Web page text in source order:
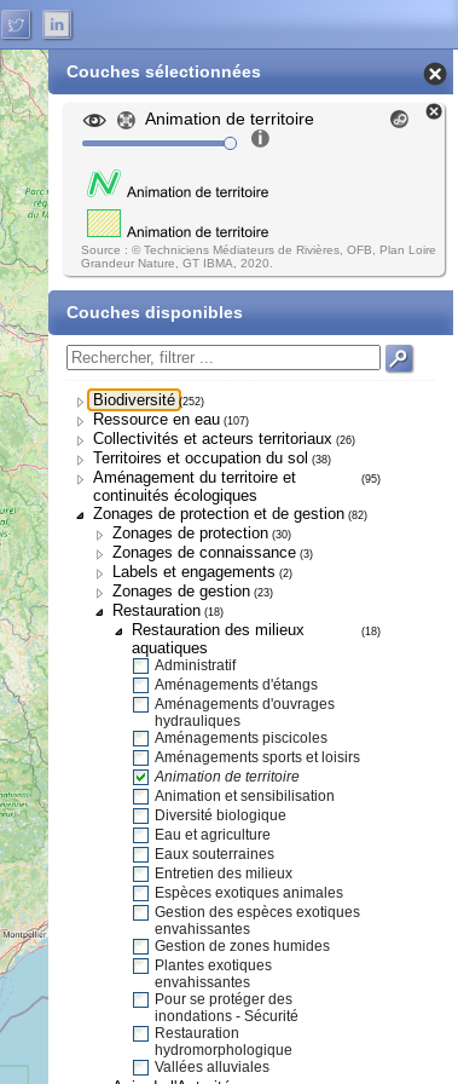
Couches sélectionnées
Animation de territoire
Source : © Techniciens Médiateurs de Rivières, OFB, Plan Loire
Grandeur Nature, GT IBMA, 2020.
Couches disponibles
Biodiversité (252)
Ressource en eau (107)
Collectivités et acteurs territoriaux (26)
Territoires et occupation du sol (38)
Aménagement du territoire et
continuités écologiques
(95)
Zonages de protection et de gestion (82)
Zonages de protection (30)
Zonages de connaissance (3)
Labels et engagements (2)
Zonages de gestion (23)
Restauration (18)
Restauration des milieux
aquatiques
(18)
Administratif
Aménagements d'étangs
Aménagements d'ouvrages
hydrauliques
Aménagements piscicoles
Aménagements sports et loisirs
Animation de territoire
Animation et sensibilisation
Diversité biologique
Eau et agriculture
Eaux souterraines
Entretien des milieux
Espèces exotiques animales
Gestion des espèces exotiques
envahissantes
Gestion de zones humides
Plantes exotiques
envahissantes
Pour se protéger des
inondations - Sécurité
Restauration
hydromorphologique
Vallées alluviales